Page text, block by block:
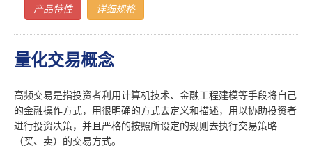
产品特性 详细规格
量化交易概念
高频交易是指投资者利用计算机技术、金融工程建模等手段将自己
的金融操作方式，用很明确的方式去定义和描述，用以协助投资者
进行投资决策，并且严格的按照所设定的规则去执行交易策略
（买、卖）的交易方式。